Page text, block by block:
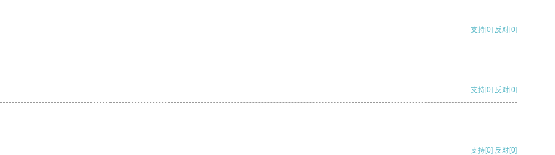
支持[0] 反对[0]
支持[0] 反对[0]
支持[0] 反对[0]